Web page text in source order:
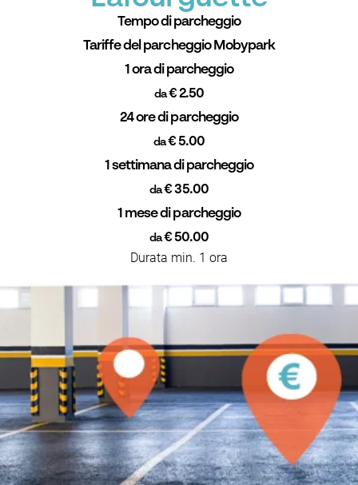
Tempo di parcheggio
Tariffe del parcheggio Mobypark
1 ora di parcheggio
da€ 2.50
24 ore di parcheggio
da€ 5.00
1 settimana di parcheggio
da€ 35.00
1 mese di parcheggio
da€ 50.00
Durata min. 1 ora